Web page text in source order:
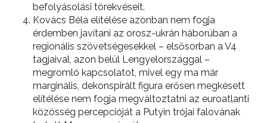
befolyásolási törekvéseit.
Kovács Béla elítélése azonban nem fogja
érdemben javítani az orosz-ukrán háborúban a
regionális szövetségesekkel – elsősorban a V4
tagjaival, azon belül Lengyelországgal –
megromló kapcsolatot, mivel egy ma már
marginális, dekonspirált figura erősen megkésett
elítélése nem fogja megváltoztatni az euroatlanti
közösség percepcióját a Putyin trójai falovának